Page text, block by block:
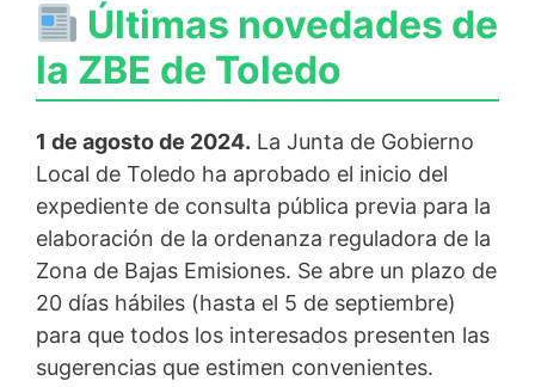
Últimas novedades de
la ZBE de Toledo
1 de agosto de 2024. La Junta de Gobierno
Local de Toledo ha aprobado el inicio del
expediente de consulta pública previa para la
elaboración de la ordenanza reguladora de la
Zona de Bajas Emisiones. Se abre un plazo de
20 días hábiles (hasta el 5 de septiembre)
para que todos los interesados presenten las
sugerencias que estimen convenientes.